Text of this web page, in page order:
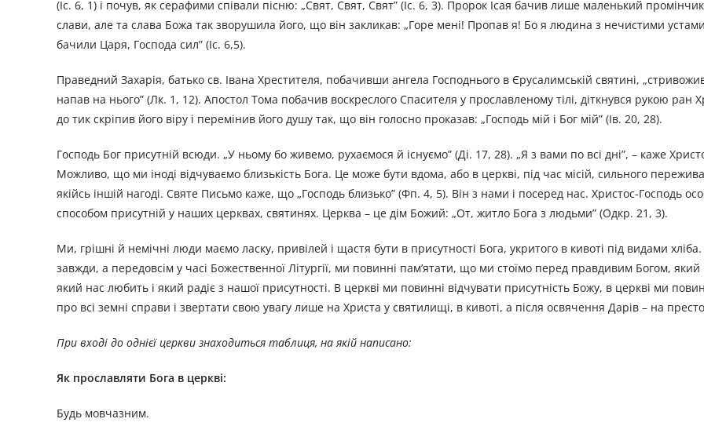
(Іс. 6, 1) і почув, як серафими співали пісню: „Свят, Свят, Свят” (Іс. 6, 3). Пророк Ісая бачив лише маленький
слави, але та слава Божа так зворушила його, що він закликав: „Горе мені! Пропав я! Бо я людина з нечистими
бачили Царя, Господа сил” (Іс. 6,5).
Праведний Захарія, батько св. Івана Хрестителя, побачивши ангела Господнього в Єрусалимській святині,
напав на нього” (Лк. 1, 12). Апостол Тома побачив воскреслого Спасителя у прославленому тілі, діткнувся рукою ран
до тик скріпив його віру і перемінив його душу так, що він голосно проказав: „Господь мій і Бог мій” (Ів. 20, 28).
Господь Бог присутній всюди. „У ньому бо живемо, рухаємося й існуємо” (Ді. 17, 28). „Я з вами по всі дні”, – каже
Можливо, що ми іноді відчуваємо близькість Бога. Це може бути вдома, або в церкві, під час місій, сильного
якійсь іншій нагоді. Святе Письмо каже, що „Господь близько” (Фп. 4, 5). Він з нами і посеред нас. Христос-Господь
способом присутній у наших церквах, святинях. Церква – це дім Божий: „От, житло Бога з людьми” (Одкр. 21, 3).
Ми, грішні й немічні люди маємо ласку, привілей і щастя бути в присутності Бога, укритого в кивоті під видами
завжди, а передовсім у часі Божественної Літургії, ми повинні пам’ятати, що ми стоїмо перед правдивим Богом,
який нас любить і який радіє з нашої присутності. В церкві ми повинні відчувати присутність Божу, в церкві ми
про всі земні справи і звертати свою увагу лише на Христа у святилищі, в кивоті, а після освячення Дарів – на
При вході до однієї церкви знаходиться таблиця, на якій написано:
Як прославляти Бога в церкві:
Будь мовчазним.